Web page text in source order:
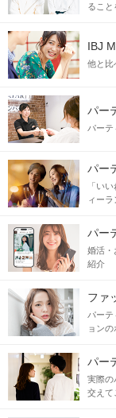
ること
IBJ
他と比
パー
パーテ
パー
「い
ィーラ
パー
婚活・
紹介
ファ
パー
ョンの
パー
実際の
交えて